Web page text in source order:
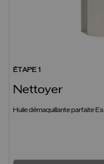
ÉTAPE 1
Nettoyer
Huile démaquillante parfaite